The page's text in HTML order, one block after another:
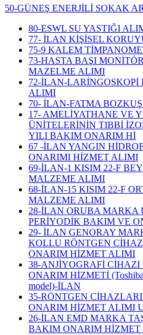
50-GÜNEŞ ENERJİLİ SOKAK
80-ESWL SU YASTIĞI
77- İLAN KİŞİSEL
75-9 KALEM
73-HASTA BAŞI
MAZELME ALIMI
72-İLAN-
ALIMI
70- İLAN-FATMA BOZKUŞ
17- AMELİYATHANE VE
ÜNİTELERİNİN TIBBİ
YILI BAKIM ONARIM Hİ
67 -İLAN YANGIN
ONARIMI HİZMET ALIMI
69-İLAN-1 KISIM 22-F
MALZEME ALIMI
68-İLAN-15 KISIM 22-F
MALZEME ALIMI
28-İLAN ORUBA MARKA
PERİYODİK BAKIM VE
29- İLAN GENORAY
KOLLU RÖNTGEN
ONARIM HİZMET ALIMI
38-ANJİYOGRAFİ
ONARIM HİZMETİ
model)-İLAN
35-RÖNTGEN
ONARIM HİZMET ALIMI
26-İLAN EMD MARKA
BAKIM ONARIM